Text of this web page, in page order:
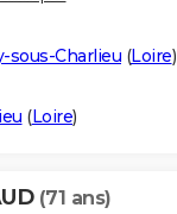
sous-Charlieu (Loire)
(Loire)
(71 ans)